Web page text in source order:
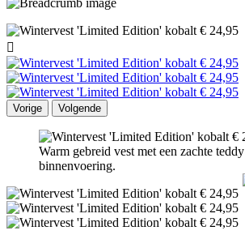

Vorige Volgende
Warm gebreid vest met een zachte teddy
binnenvoering.